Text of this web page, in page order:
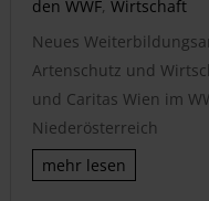
den WWF, Wirtschaft
Neues
Artenschutz und
und Caritas Wien im
Niederösterreich
mehr lesen